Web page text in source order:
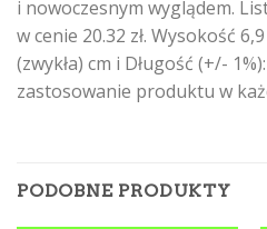
i nowoczesnym wyglądem.
w cenie 20.32 zł. Wysokość
(zwykła) cm i Długość (+/-
zastosowanie produktu w
PODOBNE PRODUKTY